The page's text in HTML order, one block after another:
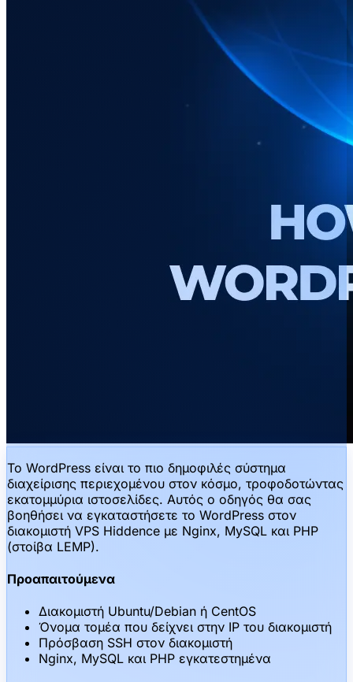
Το WordPress είναι το πιο δημοφιλές σύστημα
διαχείρισης περιεχομένου στον κόσμο, τροφοδοτώντας
εκατομμύρια ιστοσελίδες. Αυτός ο οδηγός θα σας
βοηθήσει να εγκαταστήσετε το WordPress στον
διακομιστή VPS Hiddence με Nginx, MySQL και PHP
(στοίβα LEMP).
Προαπαιτούμενα
Διακομιστή Ubuntu/Debian ή CentOS
Όνομα τομέα που δείχνει στην IP του διακομιστή
Πρόσβαση SSH στον διακομιστή
Nginx, MySQL και PHP εγκατεστημένα